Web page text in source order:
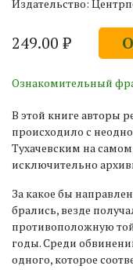
Издательство:
249.00 ₽
Ознакомительный
В этой книге авторы
происходило с
Тухачевским на
исключительно
За какое бы
брались, везде
противоположную
годы. Среди
одного, которое